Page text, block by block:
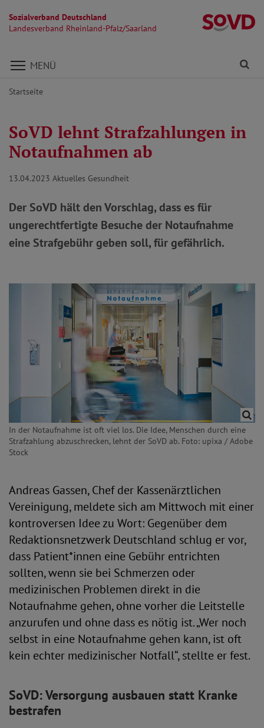
Sozialverband Deutschland
Landesverband Rheinland-Pfalz/Saarland
Direkt zu den Inhalten springen
MENÜ
Startseite
SoVD lehnt Strafzahlungen in
Notaufnahmen ab
13.04.2023 Aktuelles Gesundheit
Der SoVD hält den Vorschlag, dass es für
ungerechtfertigte Besuche der Notaufnahme
eine Strafgebühr geben soll, für gefährlich.
In der Notaufnahme ist oft viel los. Die Idee, Menschen durch eine
Strafzahlung abzuschrecken, lehnt der SoVD ab. Foto: upixa / Adobe
Stock
Andreas Gassen, Chef der Kassenärztlichen
Vereinigung, meldete sich am Mittwoch mit einer
kontroversen Idee zu Wort: Gegenüber dem
Redaktionsnetzwerk Deutschland schlug er vor,
dass Patient*innen eine Gebühr entrichten
sollten, wenn sie bei Schmerzen oder
medizinischen Problemen direkt in die
Notaufnahme gehen, ohne vorher die Leitstelle
anzurufen und ohne dass es nötig ist. „Wer noch
selbst in eine Notaufnahme gehen kann, ist oft
kein echter medizinischer Notfall“, stellte er fest.
SoVD: Versorgung ausbauen statt Kranke
bestrafen